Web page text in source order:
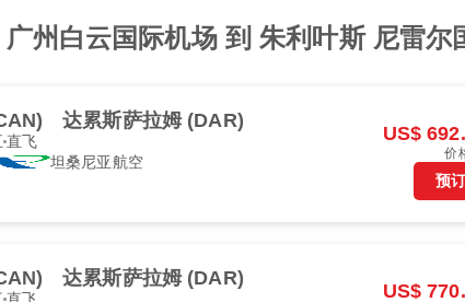
州白云国际机场 到 朱利叶斯 尼雷尔
达累斯萨拉姆 (DAR)
直飞
坦桑尼亚航空
US$
价
预订
达累斯萨拉姆 (DAR)
US$